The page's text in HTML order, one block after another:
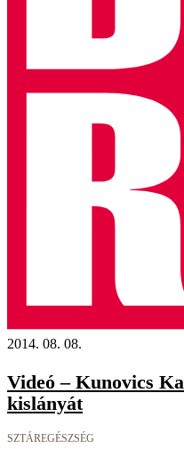
2014. 08. 08.
Videó – Kunovics
kislányát
SZTÁREGÉSZSÉG